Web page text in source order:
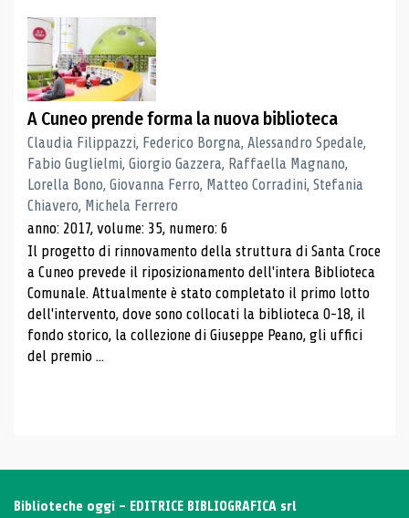
A Cuneo prende forma la nuova biblioteca
Claudia Filippazzi, Federico Borgna, Alessandro Spedale,
Fabio Guglielmi, Giorgio Gazzera, Raffaella Magnano,
Lorella Bono, Giovanna Ferro, Matteo Corradini, Stefania
Chiavero, Michela Ferrero
anno: 2017, volume: 35, numero: 6
Il progetto di rinnovamento della struttura di Santa Croce
a Cuneo prevede il riposizionamento dell'intera Biblioteca
Comunale. Attualmente è stato completato il primo lotto
dell'intervento, dove sono collocati la biblioteca 0-18, il
fondo storico, la collezione di Giuseppe Peano, gli uffici
del premio ...
Biblioteche oggi - EDITRICE BIBLIOGRAFICA srl